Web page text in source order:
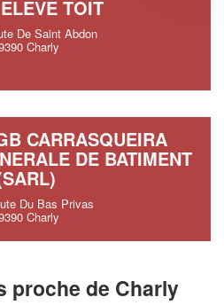
TOIT
De Saint Abdon
Charly
CARRASQUEIRA
DE BATIMENT
Du Bas Privas
Charly
proche de Charly